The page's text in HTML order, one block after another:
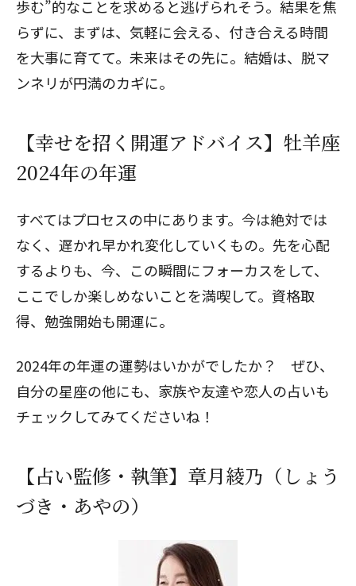
歩む”的なことを求めると逃げられそう。結果を焦
らずに、まずは、気軽に会える、付き合える時間
を大事に育てて。未来はその先に。結婚は、脱マ
ンネリが円満のカギに。
【幸せを招く開運アドバイス】牡羊座
2024年の年運
すべてはプロセスの中にあります。今は絶対では
なく、遅かれ早かれ変化していくもの。先を心配
するよりも、今、この瞬間にフォーカスをして、
ここでしか楽しめないことを満喫して。資格取
得、勉強開始も開運に。
2024年の年運の運勢はいかがでしたか？ ぜひ、
自分の星座の他にも、家族や友達や恋人の占いも
チェックしてみてくださいね！
【占い監修・執筆】章月綾乃（しょう
づき・あやの）